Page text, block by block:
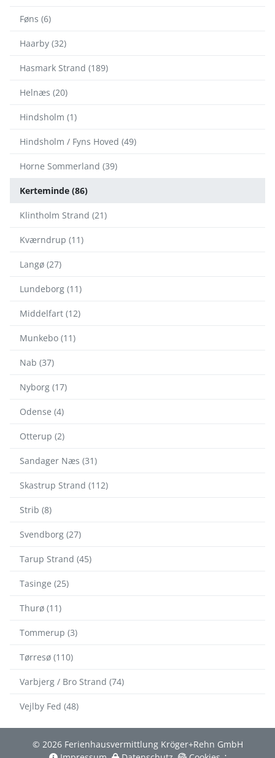
Føns (6)
Haarby (32)
Hasmark Strand (189)
Helnæs (20)
Hindsholm (1)
Hindsholm / Fyns Hoved (49)
Horne Sommerland (39)
Kerteminde (86)
Klintholm Strand (21)
Kværndrup (11)
Langø (27)
Lundeborg (11)
Middelfart (12)
Munkebo (11)
Nab (37)
Nyborg (17)
Odense (4)
Otterup (2)
Sandager Næs (31)
Skastrup Strand (112)
Strib (8)
Svendborg (27)
Tarup Strand (45)
Tasinge (25)
Thurø (11)
Tommerup (3)
Tørresø (110)
Varbjerg / Bro Strand (74)
Vejlby Fed (48)
© 2026 Ferienhausvermittlung Kröger+Rehn GmbH